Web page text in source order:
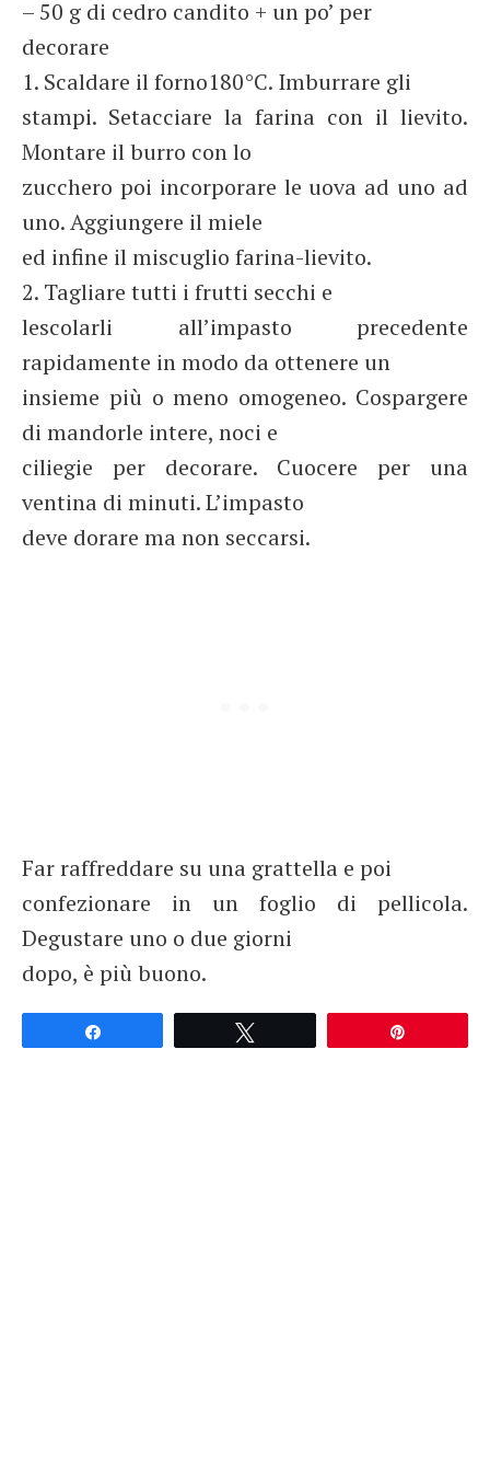
– 50 g di cedro candito + un po’ per
decorare
1. Scaldare il forno180°C. Imburrare gli
stampi. Setacciare la farina con il lievito.
Montare il burro con lo
zucchero poi incorporare le uova ad uno ad
uno. Aggiungere il miele
ed infine il miscuglio farina-lievito.
2. Tagliare tutti i frutti secchi e
lescolarli all’impasto precedente
rapidamente in modo da ottenere un
insieme più o meno omogeneo. Cospargere
di mandorle intere, noci e
ciliegie per decorare. Cuocere per una
ventina di minuti. L’impasto
deve dorare ma non seccarsi.
Far raffreddare su una grattella e poi
confezionare in un foglio di pellicola.
Degustare uno o due giorni
dopo, è più buono.